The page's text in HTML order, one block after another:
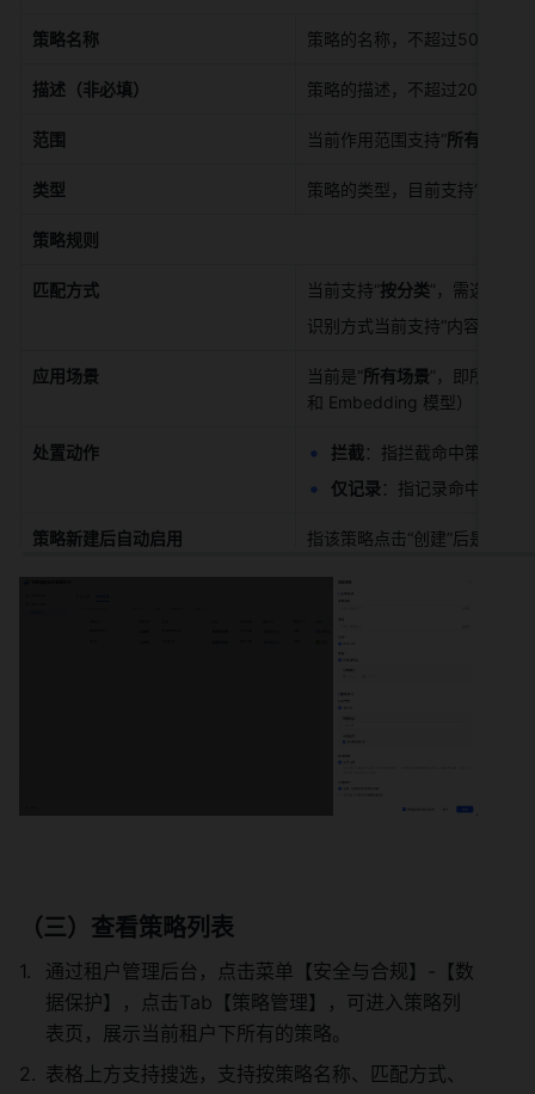
策略名称 策略的名称，不超过50字符
描述（非必填） 策略的描述，不超过200字符
范围 当前作用范围支持“所有应用
类型 策略的类型，目前支持“
策略规则
匹配方式 当前支持“按分类”，需选择具
识别方式当前支持“内容实时
应用场景 当前是“所有场景”，即所有进
和 Embedding 模型）
处置动作 拦截：指拦截命中策略的
仅记录：指记录命中策略
策略新建后自动启用 指该策略点击“创建”后是否直
（三）查看策略列表
通过租户管理后台，点击菜单【安全与合规】-【数
据保护】，点击Tab【策略管理】，可进入策略列
表页，展示当前租户下所有的策略。
表格上方支持搜选，支持按策略名称、匹配方式、